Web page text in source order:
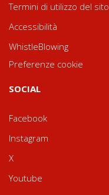
Termini di utilizzo del sito
Accessibilità
WhistleBlowing
Preferenze cookie
SOCIAL
Facebook
Instagram
X
Youtube